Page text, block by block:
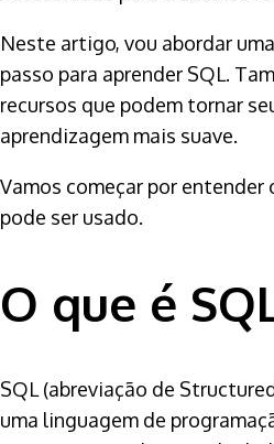
Neste artigo, vou abordar
passo para aprender SQL.
recursos que podem tornar
aprendizagem mais suave.
Vamos começar por entender
pode ser usado.
O que é
SQL (abreviação de
uma linguagem de